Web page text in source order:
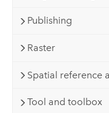
Publishing
Raster
Spatial reference
Tool and toolbox